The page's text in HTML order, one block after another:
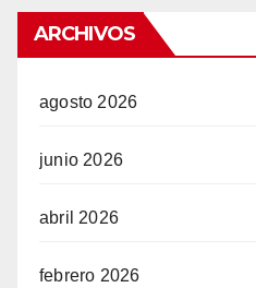
ARCHIVOS
agosto 2026
junio 2026
abril 2026
febrero 2026